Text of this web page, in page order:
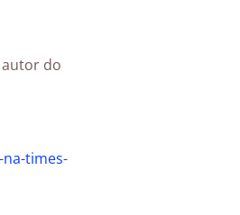
autor do
times-